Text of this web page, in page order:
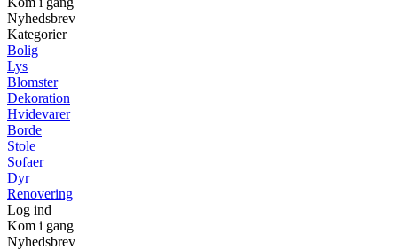
Nyhedsbrev
Kategorier
Bolig
Lys
Blomster
Dekoration
Hvidevarer
Borde
Stole
Sofaer
Dyr
Renovering
Log ind
Kom i gang
Nyhedsbrev